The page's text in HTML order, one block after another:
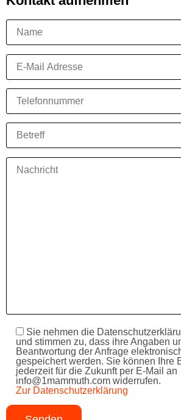
Sie nehmen die
und stimmen zu, dass ihre Angaben
Beantwortung der Anfrage
gespeichert werden. Sie können Ihre
jederzeit für die Zukunft per E-Mail an
info@1mammuth.com widerrufen.
Zur Datenschutzerklärung